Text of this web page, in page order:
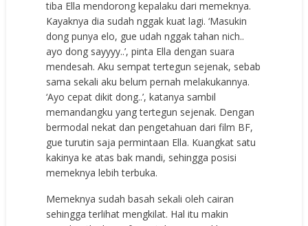
tiba Ella mendorong kepalaku dari memeknya.
Kayaknya dia sudah nggak kuat lagi. ‘Masukin
dong punya elo, gue udah nggak tahan nich..
ayo dong sayyyy..’, pinta Ella dengan suara
mendesah. Aku sempat tertegun sejenak, sebab
sama sekali aku belum pernah melakukannya.
‘Ayo cepat dikit dong..’, katanya sambil
memandangku yang tertegun sejenak. Dengan
bermodal nekat dan pengetahuan dari film BF,
gue turutin saja permintaan Ella. Kuangkat satu
kakinya ke atas bak mandi, sehingga posisi
memeknya lebih terbuka.
Memeknya sudah basah sekali oleh cairan
sehingga terlihat mengkilat. Hal itu makin